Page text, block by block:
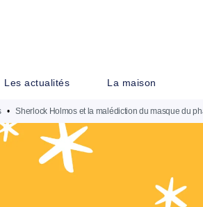
Les actualités La maison
• Sherlock Holmos et la malédiction du masque du